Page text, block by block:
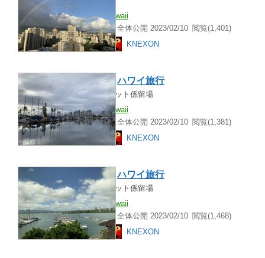
hawaii
全体公開 2023/02/10 閲覧(1,401)
KNEXON
ハワイ旅行
ヨット係留場
hawaii
全体公開 2023/02/10 閲覧(1,381)
KNEXON
ハワイ旅行
ヨット係留場
hawaii
全体公開 2023/02/10 閲覧(1,468)
KNEXON